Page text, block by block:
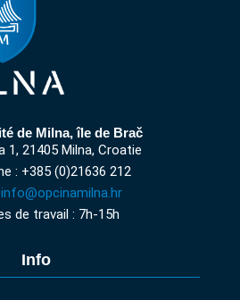
de Milna, île de Brač
1, 21405 Milna, Croatie
: +385 (0)21636 212
info@opcinamilna.hr
de travail : 7h-15h
Info